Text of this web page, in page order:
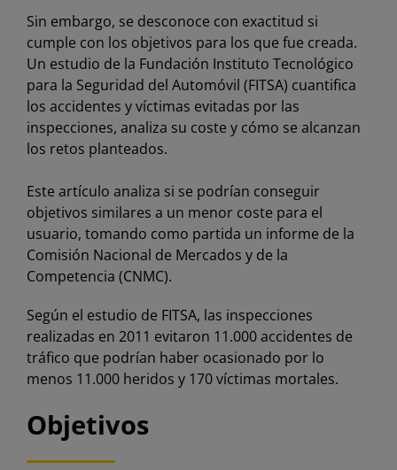
Sin embargo, se desconoce con exactitud si
cumple con los objetivos para los que fue creada.
Un estudio de la Fundación Instituto Tecnológico
para la Seguridad del Automóvil (FITSA) cuantifica
los accidentes y víctimas evitadas por las
inspecciones, analiza su coste y cómo se alcanzan
los retos planteados.
Este artículo analiza si se podrían conseguir
objetivos similares a un menor coste para el
usuario, tomando como partida un informe de la
Comisión Nacional de Mercados y de la
Competencia (CNMC).
Según el estudio de FITSA, las inspecciones
realizadas en 2011 evitaron 11.000 accidentes de
tráfico que podrían haber ocasionado por lo
menos 11.000 heridos y 170 víctimas mortales.
Objetivos